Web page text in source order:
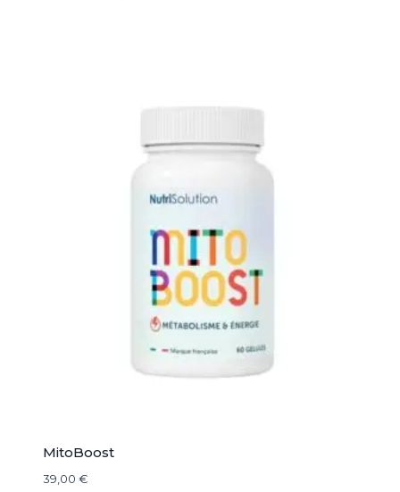
MitoBoost
39,00 €